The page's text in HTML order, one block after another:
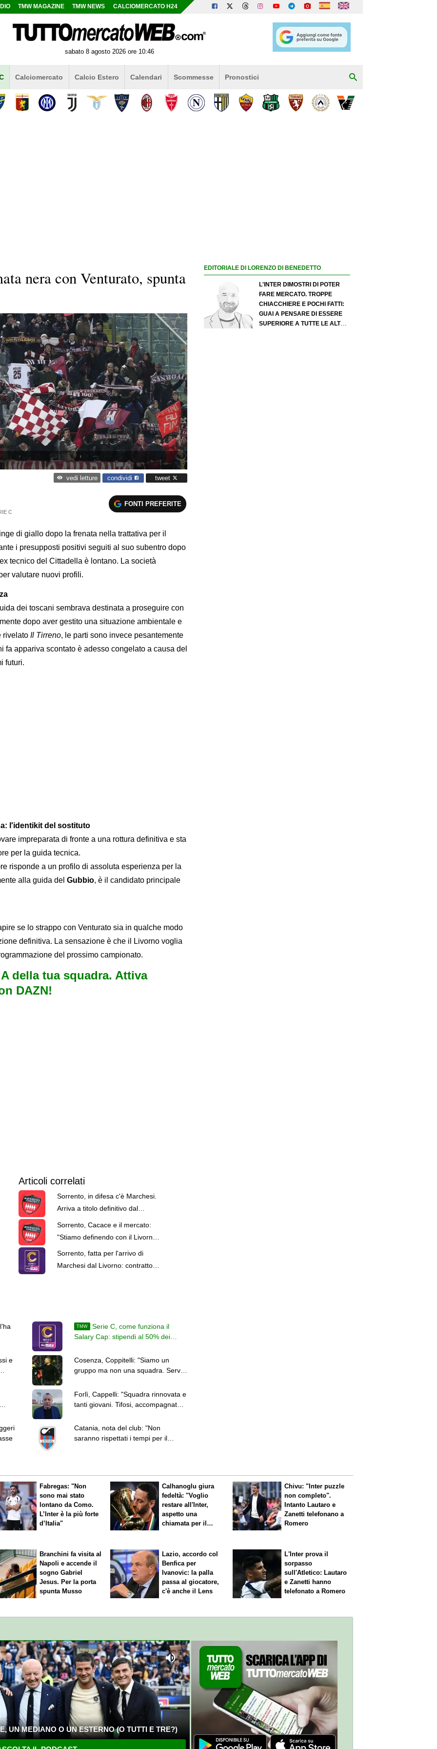
TMW MAGAZINE TMW NEWS CALCIOMERCATO H24
sabato 8 agosto 2026 ore 10:46
Calciomercato Calcio Estero Calendari Scommesse Pronostici
nera con Venturato, spunta
vedi letture condividi tweet
C
FONTI PREFERITE
di giallo dopo la frenata nella trattativa per il
i presupposti positivi seguiti al suo subentro dopo
tecnico del Cittadella è lontano. La società
valutare nuovi profili.
dei toscani sembrava destinata a proseguire con
dopo aver gestito una situazione ambientale e
rivelato Il Tirreno, le parti sono invece pesantemente
fa appariva scontato è adesso congelato a causa del
futuri.
l'identikit del sostituto
impreparata di fronte a una rottura definitiva e sta
per la guida tecnica.
risponde a un profilo di assoluta esperienza per la
alla guida del Gubbio, è il candidato principale
se lo strappo con Venturato sia in qualche modo
definitiva. La sensazione è che il Livorno voglia
del prossimo campionato.
della tua squadra. Attiva
DAZN!
Articoli correlati
Sorrento, in difesa c'è Marchesi.
Arriva a titolo definitivo dal
Sorrento, Cacace e il mercato:
"Stiamo definendo con il Livorno
il trasferimento di Marchesi"
Sorrento, fatta per l'arrivo di
Marchesi dal Livorno: contratto
TMW
Serie C, come funziona il
Salary Cap: stipendi al 50% dei
e
Cosenza, Coppitelli: "Siamo un
gruppo ma non una squadra. Serve
Forlì, Cappelli: "Squadra rinnovata e
tanti giovani. Tifosi, accompagnateci
Catania, nota del club: "Non
saranno rispettati i tempi per il
EDITORIALE DI LORENZO DI BENEDETTO
L'INTER DIMOSTRI DI POTER
FARE MERCATO. TROPPE
CHIACCHIERE E POCHI FATTI:
GUAI A PENSARE DI ESSERE
SUPERIORE A TUTTE LE ALTRE
Fabregas: "Non
sono mai stato
lontano da Como.
L’Inter è la più forte
d’Italia"
Calhanoglu giura
fedeltà: "Voglio
restare all'Inter,
aspetto una
chiamata per il
Chivu: "Inter puzzle
non completo".
Intanto Lautaro e
Zanetti telefonano a
Romero
Branchini fa visita al
Napoli e accende il
sogno Gabriel
Jesus. Per la porta
spunta Musso
Lazio, accordo col
Benfica per
Ivanovic: la palla
passa al giocatore,
c'è anche il Lens
L'Inter prova il
sorpasso
sull'Atletico: Lautaro
e Zanetti hanno
telefonato a Romero
UN MEDIANO O UN ESTERNO (O TUTTI E TRE?)